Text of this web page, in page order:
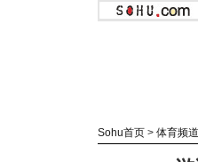
Sohu首页 > 体育频道